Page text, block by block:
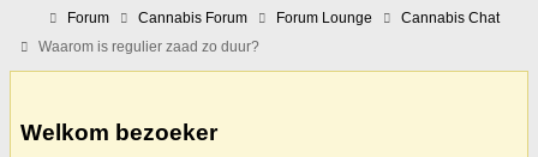
Forum Cannabis Forum Forum Lounge
Cannabis Chat
Waarom is regulier zaad zo duur?
Welkom bezoeker